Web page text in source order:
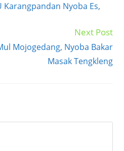
Karangpandan Nyoba Es,
Next Post
Mojogedang, Nyoba Bakar
Masak Tengkleng